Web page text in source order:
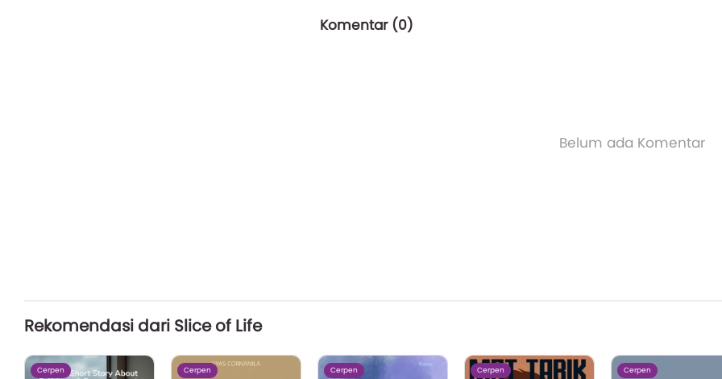
Komentar (0)
Belum ada Komentar
Rekomendasi dari Slice of Life
Cerpen Cerpen Cerpen Cerpen Cerpen